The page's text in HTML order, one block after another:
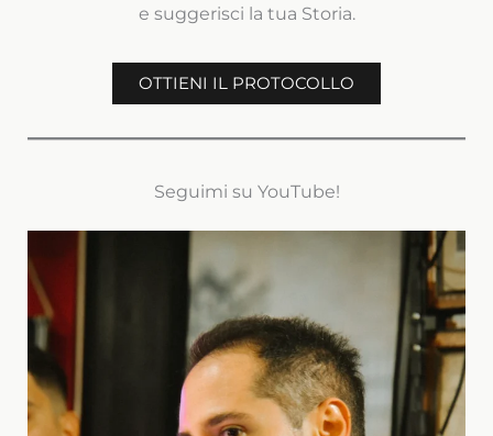
e suggerisci la tua Storia.
OTTIENI IL PROTOCOLLO
Seguimi su YouTube!